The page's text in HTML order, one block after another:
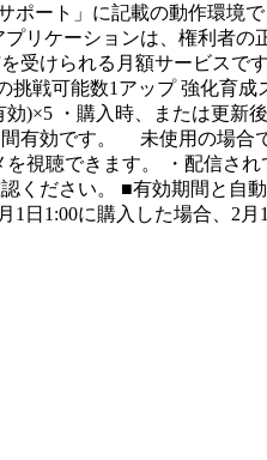
ポート」に記載の動作環境
プリケーションは、権利者
受けられる月額サービスで
挑戦可能数1アップ 強化育
効)×5 ・購入時、または更
間有効です。 未使用の場合
を視聴できます。 ・配信さ
ください。 ■有効期間と自
日1:00に購入した場合、2